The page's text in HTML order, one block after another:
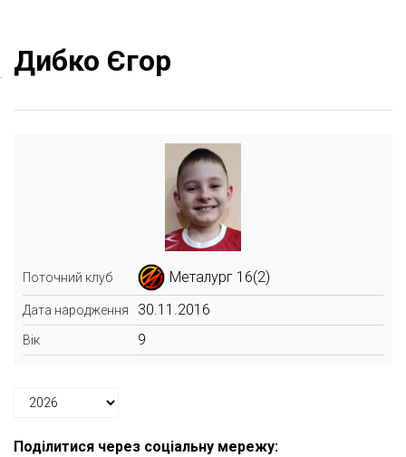
Дибко Єгор
Поточний клуб Металург 16(2)
Дата народження 30.11.2016
Вік 9
Поділитися через соціальну мережу: